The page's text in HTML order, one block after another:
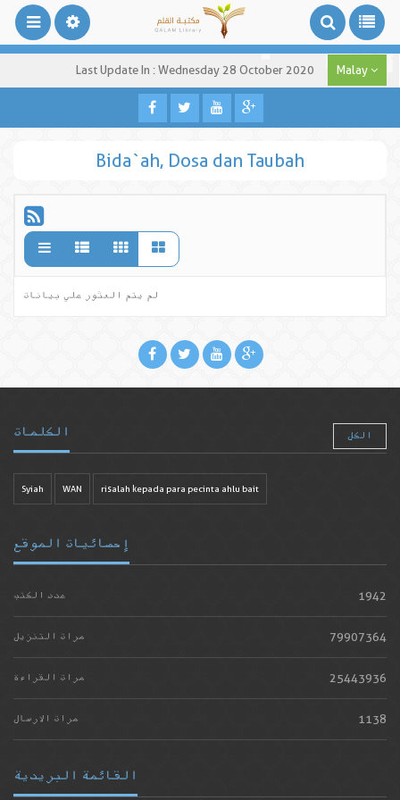
Last Update In : Wednesday 28 October 2020 Malay
Bida`ah, Dosa dan Taubah
لم يتم العثور علي بيانات
الكلمات الكل
Syiah WAN risalah kepada para pecinta ahlu bait
إحصائيات الموقع
عدد الكتب 1942
مرات التنزيل 79907364
مرات القراءة 25443936
مرات الارسال 1138
القائمة البريدية